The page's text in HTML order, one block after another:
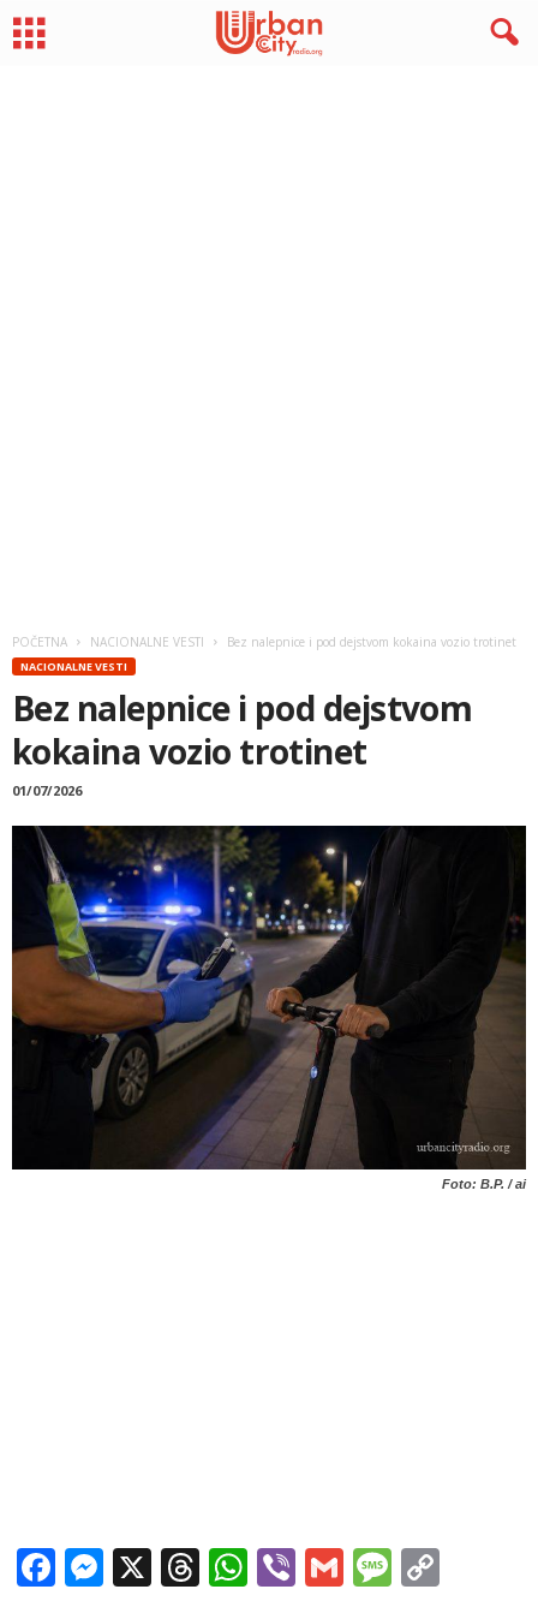
POČETNA NACIONALNE VESTI Bez nalepnice i pod dejstvom kokaina vozio trotinet
NACIONALNE VESTI
Bez nalepnice i pod dejstvom
kokaina vozio trotinet
01/07/2026
Foto: B.P. / ai
Facebook
Messenger
X Threads
WhatsApp
ViberGmail